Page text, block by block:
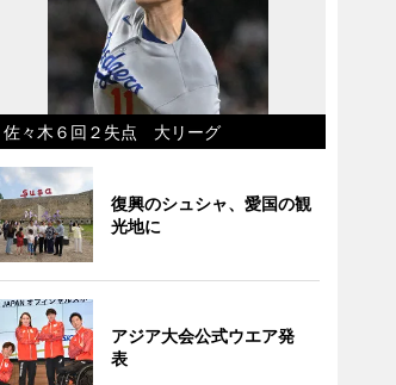
佐々木６回２失点 大リーグ
復興のシュシャ、愛国の観
光地に
アジア大会公式ウエア発
表